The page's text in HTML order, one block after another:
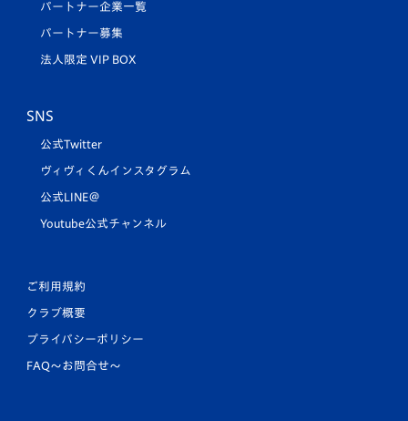
パートナー企業一覧
パートナー募集
法人限定 VIP BOX
SNS
公式Twitter
ヴィヴィくんインスタグラム
公式LINE＠
Youtube公式チャンネル
ご利用規約
クラブ概要
プライバシーポリシー
FAQ〜お問合せ〜